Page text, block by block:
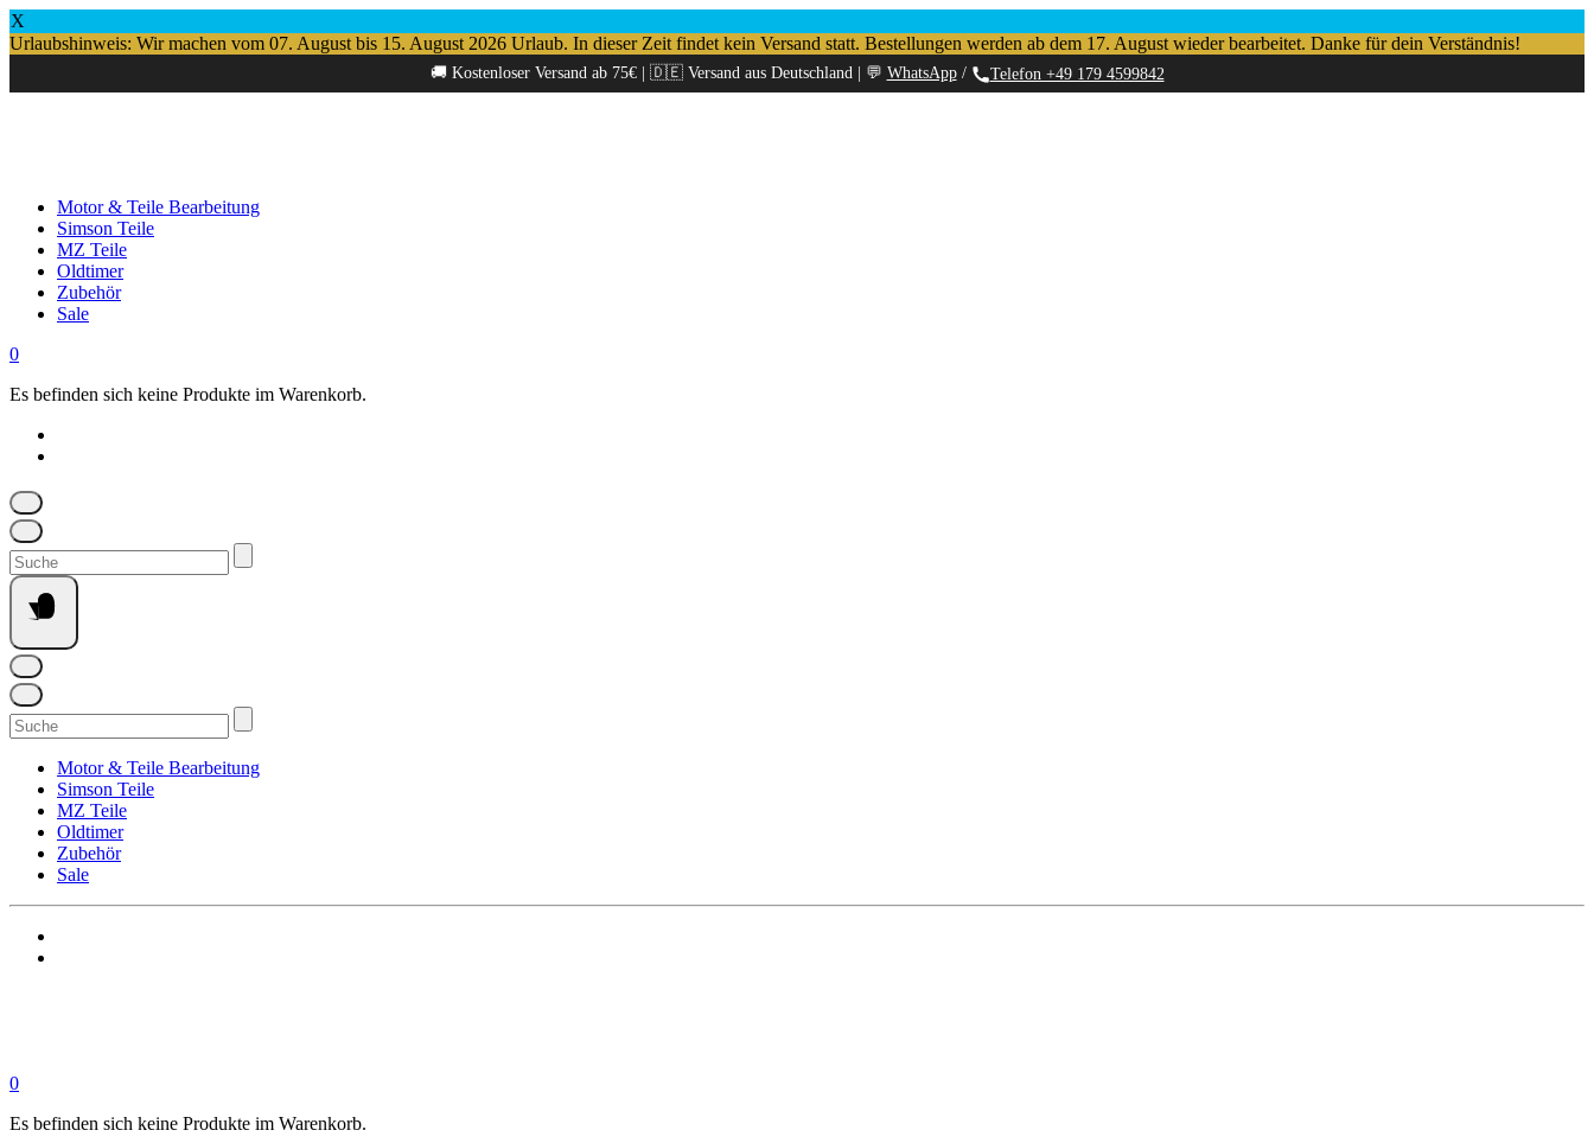
X
Urlaubshinweis: Wir machen vom 07. August bis 15. August 2026 Urlaub. In dieser Zeit findet kein Versand statt. Bestellungen werden ab dem 17. August wieder bearbeitet. Danke für dein Verständnis!
🚚 Kostenloser Versand ab 75€ | 🇩🇪 Versand aus Deutschland | 💬 WhatsApp/ Telefon +49 179 4599842
Motor & Teile Bearbeitung
Simson Teile
MZ Teile
Oldtimer
Zubehör
Sale
0
Es befinden sich keine Produkte im Warenkorb.
Suchen
nach:
Suchen
nach:
Motor & Teile Bearbeitung
Simson Teile
MZ Teile
Oldtimer
Zubehör
Sale
0
Es befinden sich keine Produkte im Warenkorb.